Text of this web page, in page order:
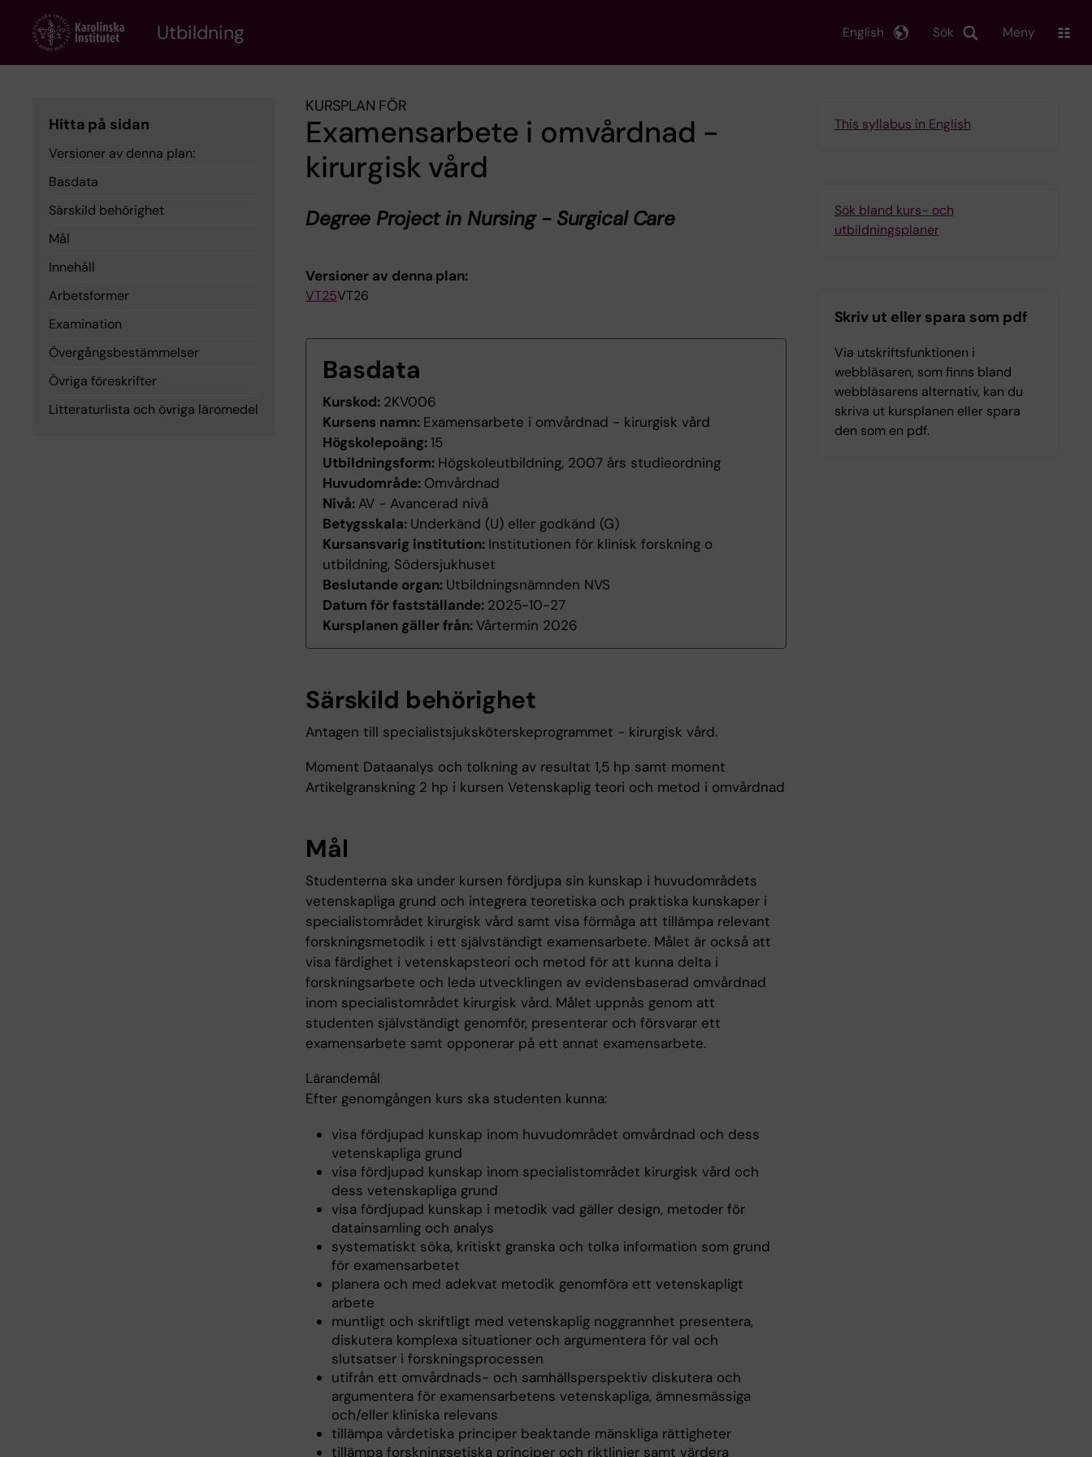
content
Utbildning Sök
English Meny
Hitta på sidan
Versioner av denna plan:
Basdata
Särskild behörighet
Mål
Innehåll
Arbetsformer
Examination
Övergångsbestämmelser
Övriga föreskrifter
Litteraturlista och övriga läromedel
KURSPLAN FÖR
Examensarbete i omvårdnad -
kirurgisk vård
Degree Project in Nursing - Surgical Care
Versioner av denna plan:
VT25VT26
Basdata
Kurskod: 2KV006
Kursens namn: Examensarbete i omvårdnad - kirurgisk vård
Högskolepoäng:15
Utbildningsform: Högskoleutbildning, 2007 års studieordning
Huvudområde: Omvårdnad
Nivå: AV - Avancerad nivå
Betygsskala: Underkänd (U) eller godkänd (G)
Kursansvarig institution: Institutionen för klinisk forskning o
utbildning, Södersjukhuset
Beslutande organ: Utbildningsnämnden NVS
Datum för fastställande: 2025-10-27
Kursplanen gäller från:Vårtermin 2026
Särskild behörighet
Antagen till specialistsjuksköterskeprogrammet - kirurgisk vård.
Moment Dataanalys och tolkning av resultat 1,5 hp samt moment
Artikelgranskning 2 hp i kursen Vetenskaplig teori och metod i omvårdnad
Mål
Studenterna ska under kursen fördjupa sin kunskap i huvudområdets
vetenskapliga grund och integrera teoretiska och praktiska kunskaper i
specialistområdet kirurgisk vård samt visa förmåga att tillämpa relevant
forskningsmetodik i ett självständigt examensarbete. Målet är också att
visa färdighet i vetenskapsteori och metod för att kunna delta i
forskningsarbete och leda utvecklingen av evidensbaserad omvårdnad
inom specialistområdet kirurgisk vård. Målet uppnås genom att
studenten självständigt genomför, presenterar och försvarar ett
examensarbete samt opponerar på ett annat examensarbete.
Lärandemål
Efter genomgången kurs ska studenten kunna:
visa fördjupad kunskap inom huvudområdet omvårdnad och dess
vetenskapliga grund
visa fördjupad kunskap inom specialistområdet kirurgisk vård och
dess vetenskapliga grund
visa fördjupad kunskap i metodik vad gäller design, metoder för
datainsamling och analys
systematiskt söka, kritiskt granska och tolka information som grund
för examensarbetet
planera och med adekvat metodik genomföra ett vetenskapligt
arbete
muntligt och skriftligt med vetenskaplig noggrannhet presentera,
diskutera komplexa situationer och argumentera för val och
slutsatser i forskningsprocessen
utifrån ett omvårdnads- och samhällsperspektiv diskutera och
argumentera för examensarbetens vetenskapliga, ämnesmässiga
och/eller kliniska relevans
tillämpa vårdetiska principer beaktande mänskliga rättigheter
tillämpa forskningsetiska principer och riktlinjer samt värdera
This syllabus in English
Sök bland kurs- och
utbildningsplaner
Skriv ut eller spara som pdf
Via utskriftsfunktionen i
webbläsaren, som finns bland
webbläsarens alternativ, kan du
skriva ut kursplanen eller spara
den som en pdf.